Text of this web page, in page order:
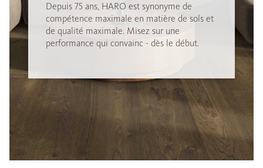
Depuis 75 ans, HARO est synonyme de
compétence maximale en matière de sols et
de qualité maximale. Misez sur une
performance qui convainc - dès le début.